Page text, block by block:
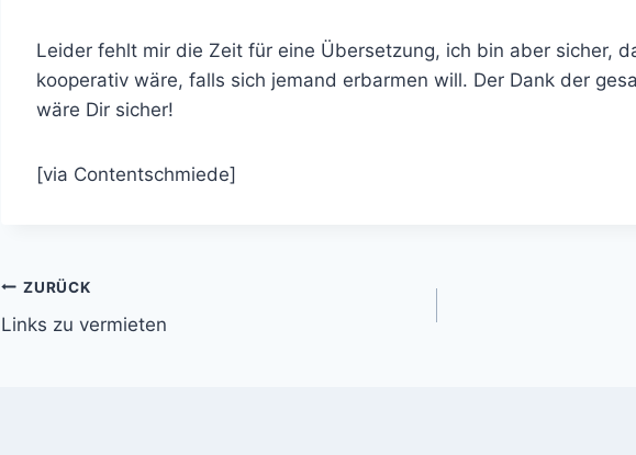
Leider fehlt mir die Zeit für eine Übersetzung, ich bin aber sicher,
kooperativ wäre, falls sich jemand erbarmen will. Der Dank der
wäre Dir sicher!
[via Contentschmiede]
Beitragsnavigation
ZURÜCK
Links zu vermieten